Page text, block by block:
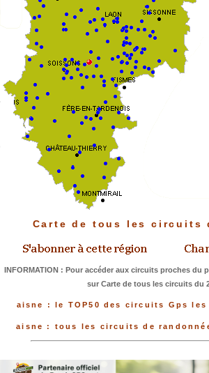
Carte de tous les circuits
INFORMATION : Pour accéder aux circuits proches du
sur Carte de tous les circuits du
aisne : le TOP50 des circuits Gps
aisne : tous les circuits de